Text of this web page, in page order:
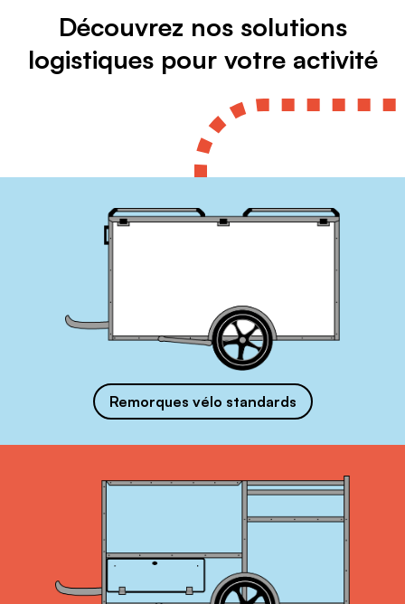
Découvrez nos solutions
logistiques pour votre activité
Remorques vélo standards